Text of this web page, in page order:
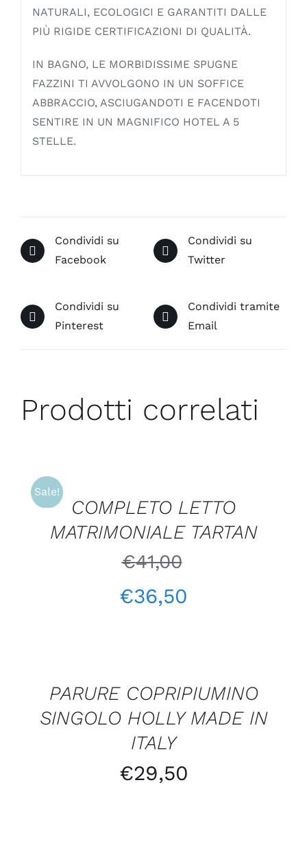
NATURALI, ECOLOGICI E GARANTITI DALLE
PIÙ RIGIDE CERTIFICAZIONI DI QUALITÀ.
IN BAGNO, LE MORBIDISSIME SPUGNE
FAZZINI TI AVVOLGONO IN UN SOFFICE
ABBRACCIO, ASCIUGANDOTI E FACENDOTI
SENTIRE IN UN MAGNIFICO HOTEL A 5
STELLE.
Condividi su
Facebook
Condividi su
Twitter
Condividi su
Pinterest
Condividi tramite
Email
Prodotti correlati
Sale!
CARRELLO
/
DETTAGLI
COMPLETO LETTO
MATRIMONIALE TARTAN
€41,00
€36,50
DETTAGLIPARURE COPRIPIUMINO
SINGOLO HOLLY MADE IN
ITALY
€29,50